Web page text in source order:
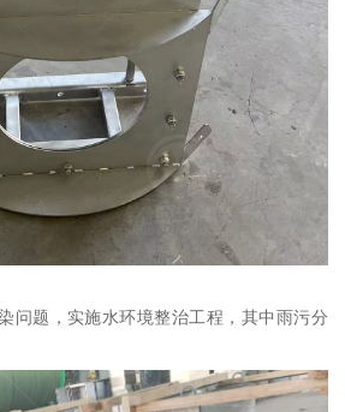
问题，实施水环境整治工程，其中雨污分